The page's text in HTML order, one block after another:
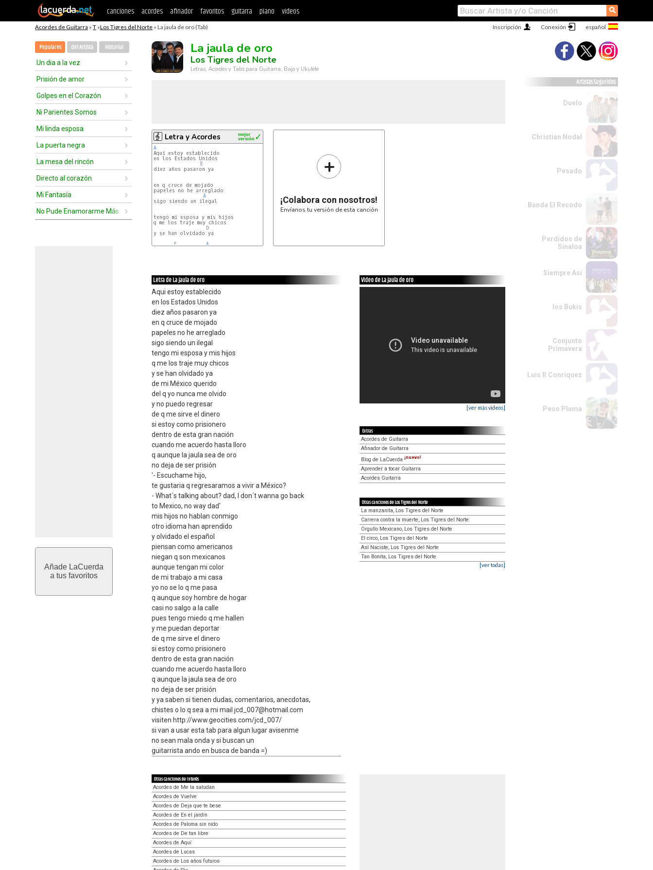
canciones acordes afinador favoritos guitarra piano videos ⚲
Acordes de Guitarra » T »Los Tigres del Norte » La jaula de oro (Tab) Conexión
Inscripción
Populares del Artista Historial
Un dia a la vez
Prisión de amor
Golpes en el Corazón
Ni Parientes Somos
Mi linda esposa
La puerta negra
La mesa del rincón
Directo al corazón
Mi Fantasía
No Pude Enamorarme Más
Añade LaCuerda
a tus favoritos
La jaula de oro
Los Tigres del Norte
Letras, Acordes y Tabs para Guitarra, Bajo y Ukulele
Letra y Acordes ✓
mejor
versión
A
en los Estados Unidos
E
diez años pasaron ya
en q cruce de mojado
papeles no he arreglado
A
sigo siendo un ilegal
tengo mi esposa y mis hijos
q me los traje muy chicos
D
y se han olvidado ya
E
A
+
¡Colabora con nosotros!
Envíanos tu versión de esta canción
Letra de La jaula de oro
Aqui estoy establecido
en los Estados Unidos
diez años pasaron ya
en q cruce de mojado
papeles no he arreglado
sigo siendo un ilegal
tengo mi esposa y mis hijos
q me los traje muy chicos
y se han olvidado ya
de mi México querido
del q yo nunca me olvido
y no puedo regresar
de q me sirve el dinero
si estoy como prisionero
dentro de esta gran nación
cuando me acuerdo hasta lloro
q aunque la jaula sea de oro
no deja de ser prisión
'- Escuchame hijo,
te gustaria q regresaramos a vivir a México?
- What´s talking about? dad, I don´t wanna go back
to Mexico, no way dad'
mis hijos no hablan conmigo
otro idioma han aprendido
y olvidado el español
piensan como americanos
niegan q son mexicanos
aunque tengan mi color
de mi trabajo a mi casa
yo no se lo q me pasa
q aunque soy hombre de hogar
casi no salgo a la calle
pues tengo miedo q me hallen
y me puedan deportar
de q me sirve el dinero
si estoy como prisionero
dentro de esta gran nación
cuando me acuerdo hasta lloro
q aunque la jaula sea de oro
no deja de ser prisión
y ya saben si tienen dudas, comentarios, anecdotas,
chistes o lo q sea a mi mail jcd_007@hotmail.com
visiten http://www.geocities.com/jcd_007/
si van a usar esta tab para algun lugar avisenme
no sean mala onda y si buscan un
guitarrista ando en busca de banda =)
Video de La jaula de oro
[ver más videos]
Extras
Acordes de Guitarra
Afinador de Guitarra
Blog de LaCuerda ¡nuevo!
Aprender a tocar Guitarra
Acordes Guitarra
Otras canciones de Los Tigres del Norte
La manzanita, Los Tigres del Norte
Carrera contra la muerte, Los Tigres del Norte
Orgullo Mexicano, Los Tigres del Norte
El circo, Los Tigres del Norte
Así Naciste, Los Tigres del Norte
Tan Bonita, Los Tigres del Norte
[ver todas]
Otras canciones de interés
Acordes de Me la saludan
Acordes de Vuelve
Acordes de Deja que te bese
Acordes de En el jardín
Acordes de Paloma sin nido
Acordes de De tan libre
Acordes de Aquí
Acordes de Lucas
Acordes de Los años futuros
Artistas Sugeridos
Duelo
Christian Nodal
Pesado
Banda El Recodo
Perdidos de
Sinaloa
Siempre Así
los Bukis
Conjunto
Primavera
Luis R Conriquez
Peso Pluma